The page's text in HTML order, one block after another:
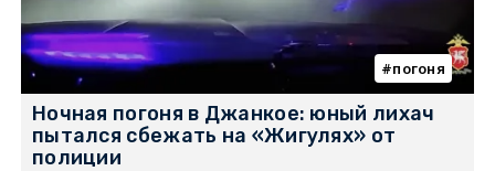
погоня
Ночная погоня в Джанкое: юный лихач
пытался сбежать на «Жигулях» от
полиции